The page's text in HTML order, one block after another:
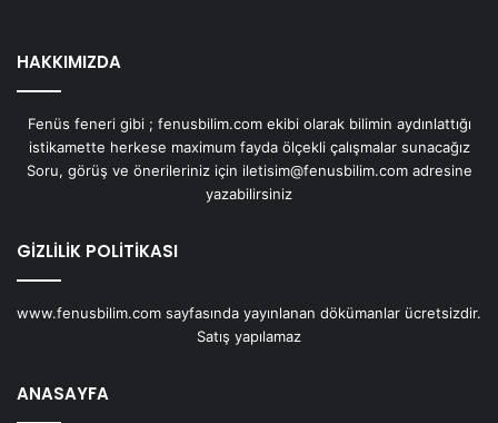
HAKKIMIZDA
Fenüs feneri gibi ; fenusbilim.com ekibi olarak bilimin aydınlattığı
istikamette herkese maximum fayda ölçekli çalışmalar sunacağız
Soru, görüş ve önerileriniz için iletisim@fenusbilim.com adresine
yazabilirsiniz
GİZLİLİK POLİTİKASI
www.fenusbilim.com sayfasında yayınlanan dökümanlar ücretsizdir.
Satış yapılamaz
ANASAYFA